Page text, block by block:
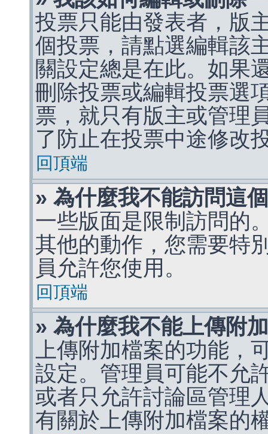
投票只能由發表者，版
個投票，請點選編輯該
關設定總是在此。如果
刪除投票或編輯投票選
票，就只有版主或管理
了防止在投票中途修改
回頂端
» 為什麼我不能訪問這
一些版面是限制訪問的
其他的動作，您需要特
員允許您使用。
回頂端
» 為什麼我不能上傳附
上傳附加檔案的功能，
設定。管理員可能不允
或者只允許討論區管理
有關於上傳附加檔案的